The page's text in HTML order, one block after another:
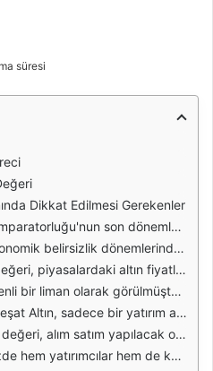
süresi
Dikkat Edilmesi Gerekenler
ağırlığı 7.2 gramdır. Tarihi ve kültürel önemi nedeniyle, koleksiyoncular ve yatırımcılar tarafından yüksek talep görmektedir. Altın fiyatlarının dalgalanması, 11 Reşat Altın'ın güncel değerini etkileyen önemli bir faktördür.
bir değere sahip olduğu için de ilgi çekmektedir. Koleksiyoncular, bu altın parayı sadece değerinden dolayı değil, aynı zamanda Osmanlı döneminin bir parçası olarak gördükleri için de satın almaktadır.
kurlarına ve küresel piyasa koşullarına göre dalgalanabilir. Bu nedenle, yatırımcıların güncel fiyatları takip etmeleri, en iyi alım satım kararlarını vermeleri için önemlidir.
uzun vadeli bir yatırım olarak değerlendirilebilir. Farklı yatırım stratejileri uygulayan kişiler, 11 Reşat Altın'ı portföylerine ekleyerek risklerini azaltabilirler.
sanatsal özelliklerini yansıtması, koleksiyoncuların ilgisini çekmektedir. Zamanla, bu tür paraların değeri, sadece içerdiği altın miktarıyla değil, aynı zamanda tarihsel bağlamlarıyla da artmaktadır.
önce piyasa araştırması yapmak ve güvenilir kaynaklardan bilgi almak önemlidir. Yatırımcılar, bu süreçte fiyatları etkileyen faktörleri göz önünde bulundurmalıdır.
ekonomik değerinin ötesinde bir anlam taşımasına neden olmaktadır. Ekonomik dalgalanmalar karşısında güvenli bir liman arayanlar için, 11 Reşat Altın iyi bir seçenek olabilir.